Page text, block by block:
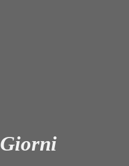
Giorni